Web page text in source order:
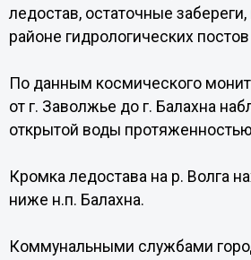
ледостав, остаточные
районе гидрологических
По данным космического
от г. Заволжье до г. Балахна
открытой воды
Кромка ледостава на р. Волга
ниже н.п. Балахна.
Коммунальными службами